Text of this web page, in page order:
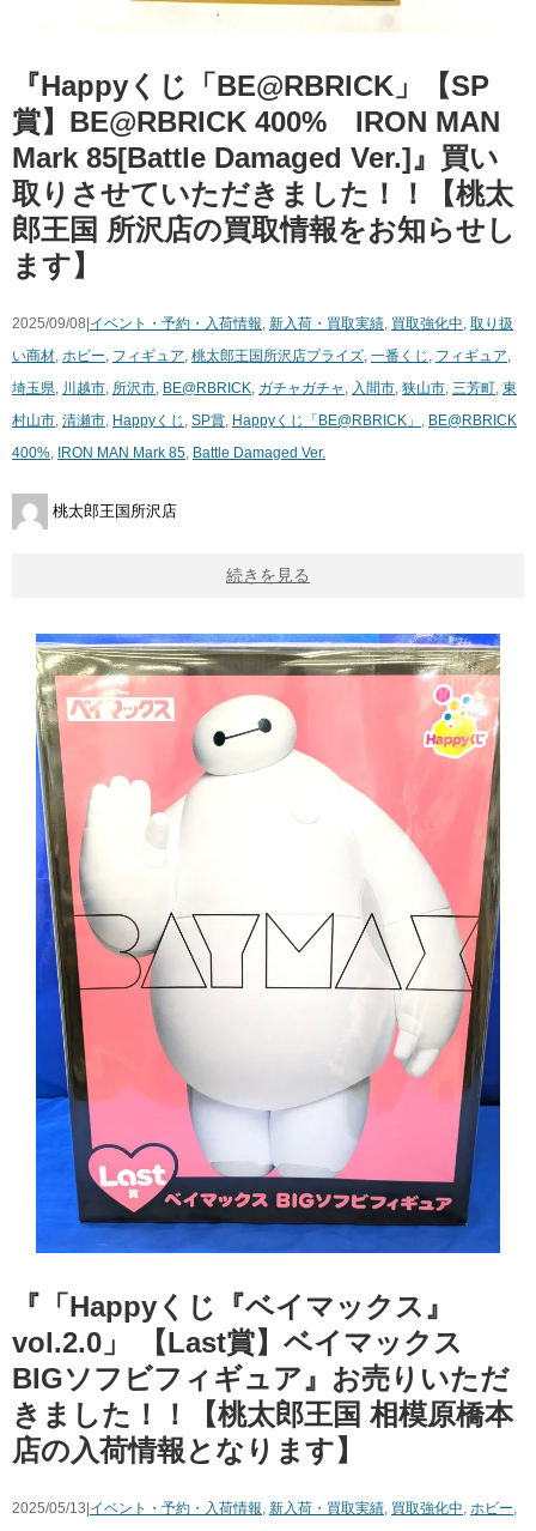
『Happyくじ「BE@RBRICK」【SP
賞】BE@RBRICK 400% IRON MAN
Mark 85[Battle Damaged Ver.]』買い
取りさせていただきました！！【桃太
郎王国 所沢店の買取情報をお知らせし
ます】
2025/09/08|イベント・予約・入荷情報 新入荷・買取実績 買取強化中 取り扱
い商材 ホビー フィギュア 桃太郎王国所沢店プライズ 一番くじ フィギュア
埼玉県
川越市 所沢市 BE@RBRICK ガチャガチャ 入間市 狭山市 三芳町 東
村山市 清瀬市 Happyくじ SP賞 Happyくじ「BE@RBRICK」
BE@RBRICK
400% IRON MAN Mark 85 Battle Damaged Ver.
桃太郎王国所沢店
続きを見る
『「Happyくじ『ベイマックス』
vol.2.0」 【Last賞】ベイマックス
BIGソフビフィギュア』お売りいただ
きました！！【桃太郎王国 相模原橋本
店の入荷情報となります】
2025/05/13| イベント・予約・入荷情報, 新入荷・買取実績, 買取強化中, ホビー,